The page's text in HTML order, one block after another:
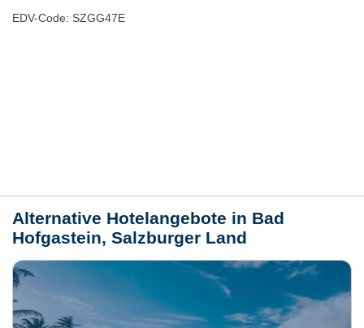
EDV-Code: SZGG47E
Alternative Hotelangebote in Bad
Hofgastein, Salzburger Land